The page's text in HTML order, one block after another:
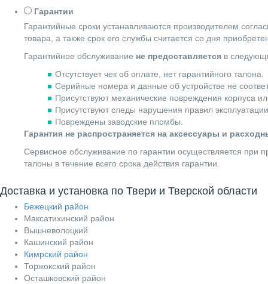
Гарантии
Гарантийные сроки устанавливаются производителем
товара, а также срок его службы считается со дня
Гарантийное обслуживание не предоставляется в
Отсутствует чек об оплате, нет гарантийного талона.
Серийные номера и данные об устройстве не
Присутствуют механические повреждения корпуса
Присутствуют следы нарушения правил
Повреждены заводские пломбы.
Гарантия не распространяется на аксессуары и
Сервисное обслуживание по гарантии осуществляется при
талоны в течение всего срока действия гарантии.
Доставка и установка по Твери и Тверской области
Бежецкий район
Максатихинский район
Вышневолоцкий
Кашинский район
Кимрский район
Торжокский район
Осташковский район